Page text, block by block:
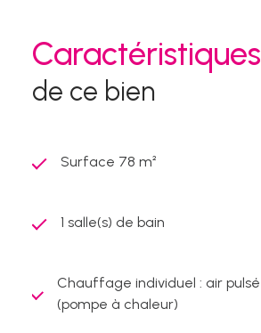
Caractéristiques
de ce bien
Surface 78 m²
1 salle(s) de bain
Chauffage individuel : air pulsé
(pompe à chaleur)